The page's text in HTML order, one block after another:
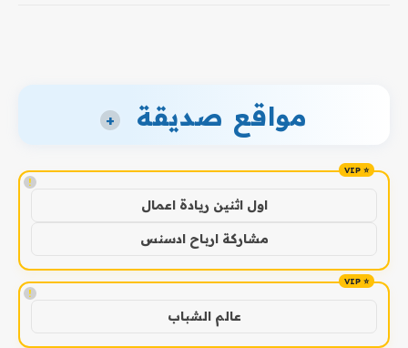
مواقع صديقة +
!
اول اثنين ريادة اعمال
مشاركة ارباح ادسنس
!
عالم الشباب